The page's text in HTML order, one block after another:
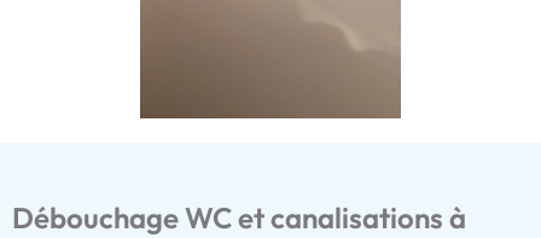
Débouchage WC et canalisations à